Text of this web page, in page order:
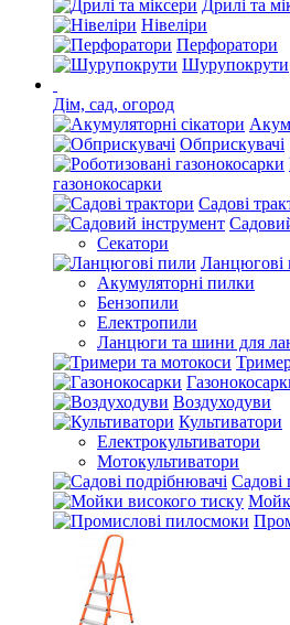
Дрилі та
Нівеліри
Перфоратори
Шурупокрути
Дім, сад, огород
Обприскувачі
газонокосарки
Садові
Секатори
Ланцюгові
Акумуляторні пилки
Бензопили
Електропили
Ланцюги та шини для
Воздуходуви
Культиватори
Електрокультиватори
Мотокультиватори
Садові